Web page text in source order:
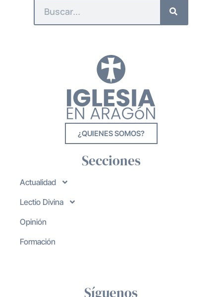
¿QUIENES SOMOS?
Secciones
Actualidad
Lectio Divina
Opinión
Formación
Síguenos